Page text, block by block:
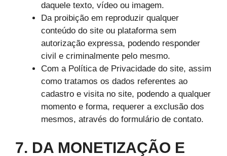
daquele texto, vídeo ou imagem.
Da proibição em reproduzir qualquer
conteúdo do site ou plataforma sem
autorização expressa, podendo responder
civil e criminalmente pelo mesmo.
Com a Política de Privacidade do site, assim
como tratamos os dados referentes ao
cadastro e visita no site, podendo a qualquer
momento e forma, requerer a exclusão dos
mesmos, através do formulário de contato.
7. DA MONETIZAÇÃO E